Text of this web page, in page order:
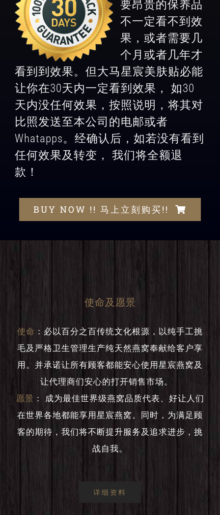
要昂贵的保养品
不一定看不到效
果，或者需要几
个月或者几年才
看到到效果。但大马星宸美肤贴必能
让你在30天内一定看到效果， 如30
天内没任何效果，按照说明，将其对
比照发送至本公司的电邮或者
Whatapps。经确认后，如若没有看到
任何效果及转变， 我们将全额退
款！
BUY NOW !! 马上立刻购买!!
使命及愿景
使命 ： 必以百分之百传统文化根源，以纯手工挑
毛及严格卫生管理生产纯天然燕窝奉献给客户享
用。并承诺让所有顾客都能安心使用星宸燕窝及
让代理商们安心的打开销售市场。
愿景 ：
成为最佳世界级燕窝品质代表、好让人们
在世界各地都能享用星宸燕窝。同时，为满足顾
客的期待，我们将不断提升服务及追求进步，挑
战自我。
详细资料